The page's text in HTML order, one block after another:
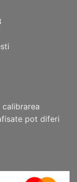
pot diferi